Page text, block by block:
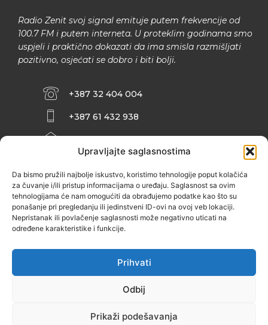
Upravljajte saglasnostima
Da bismo pružili najbolje iskustvo, koristimo tehnologije poput kolačića
za čuvanje i/ili pristup informacijama o uređaju. Saglasnost sa ovim
tehnologijama će nam omogućiti da obrađujemo podatke kao što su
ponašanje pri pregledanju ili jedinstveni ID-ovi na ovoj veb lokaciji.
Nepristanak ili povlačenje saglasnosti može negativno uticati na
određene karakteristike i funkcije.
Prihvati
Odbij
Prikaži podešavanja
Radio Zenit svoj signal emituje putem frekvencije od
100.7 FM i putem interneta. U proteklim godinama smo
uspjeli i praktično dokazati da ima smisla razmišljati
pozitivno, osjećati se dobro i biti bolji.
+387 32 404 004
+387 61 432 938
INFO@ZENIT.BA
ZENIČANKA, 3. SPRAT), 72000 ZENICA